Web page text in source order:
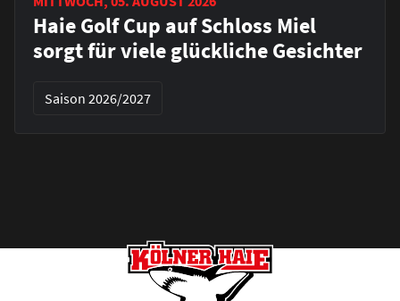
Haie Golf Cup auf Schloss Miel
sorgt für viele glückliche Gesichter
Saison 2026/2027